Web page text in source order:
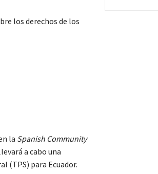
los derechos de los
la Spanish Community
a cabo una
(TPS) para Ecuador.